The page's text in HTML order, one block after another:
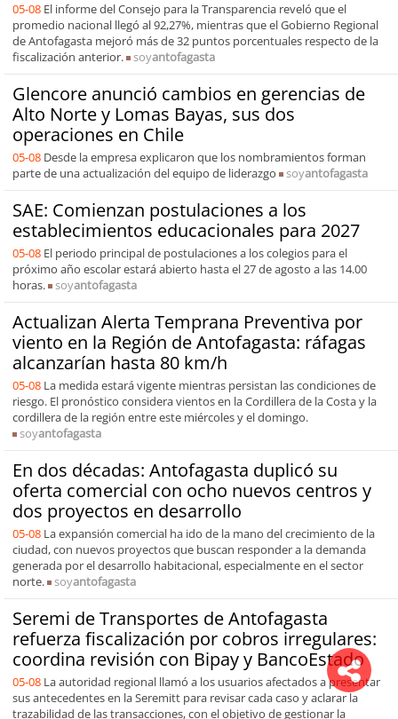
05-08 El informe del Consejo para la Transparencia reveló que el
promedio nacional llegó al 92,27%, mientras que el Gobierno Regional
de Antofagasta mejoró más de 32 puntos porcentuales respecto de la
fiscalización anterior.
soyantofagasta
Glencore anunció cambios en gerencias de
Alto Norte y Lomas Bayas, sus dos
operaciones en Chile
05-08 Desde la empresa explicaron que los nombramientos forman
parte de una actualización del equipo de liderazgo
soyantofagasta
SAE: Comienzan postulaciones a los
establecimientos educacionales para 2027
05-08 El periodo principal de postulaciones a los colegios para el
próximo año escolar estará abierto hasta el 27 de agosto a las 14.00
horas.
soyantofagasta
Actualizan Alerta Temprana Preventiva por
viento en la Región de Antofagasta: ráfagas
alcanzarían hasta 80 km/h
05-08 La medida estará vigente mientras persistan las condiciones de
riesgo. El pronóstico considera vientos en la Cordillera de la Costa y la
cordillera de la región entre este miércoles y el domingo.
soyantofagasta
En dos décadas: Antofagasta duplicó su
oferta comercial con ocho nuevos centros y
dos proyectos en desarrollo
05-08 La expansión comercial ha ido de la mano del crecimiento de la
ciudad, con nuevos proyectos que buscan responder a la demanda
generada por el desarrollo habitacional, especialmente en el sector
norte.
soyantofagasta
Seremi de Transportes de Antofagasta
refuerza fiscalización por cobros irregulares:
coordina revisión con Bipay y BancoEstado
05-08 La autoridad regional llamó a los usuarios afectados a presentar
sus antecedentes en la Seremitt para revisar cada caso y aclarar la
trazabilidad de las transacciones, con el objetivo de gestionar la